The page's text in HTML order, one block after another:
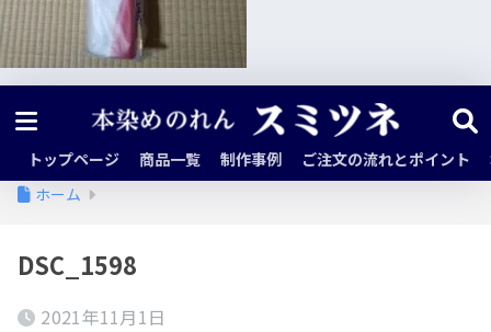
トップページ 商品一覧 制作事例 ご注文の流れとポイント
ホーム
DSC_1598
2021年11月1日